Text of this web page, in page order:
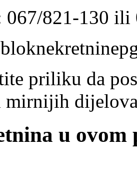
067/821-130 ili
priliku da
mirnijih
u ovom